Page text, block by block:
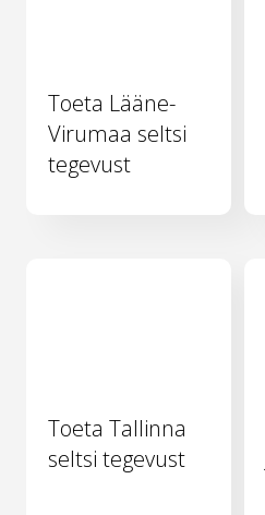
Toeta Lääne-
Virumaa seltsi
tegevust
Toeta Tallinna
seltsi tegevust